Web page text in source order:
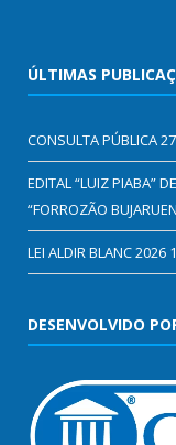
ÚLTIMAS
CONSULTA PÚBLICA
EDITAL “LUIZ PIABA”
“FORROZÃO
LEI ALDIR BLANC 2026
DESENVOLVIDO